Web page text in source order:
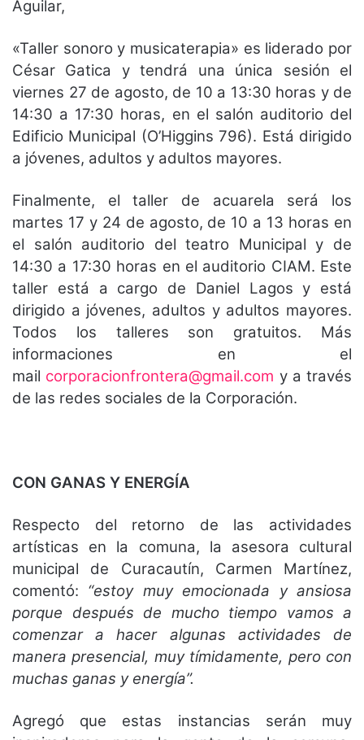
Aguilar,
«Taller sonoro y musicaterapia» es liderado por
César Gatica y tendrá una única sesión el
viernes 27 de agosto, de 10 a 13:30 horas y de
14:30 a 17:30 horas, en el salón auditorio del
Edificio Municipal (O’Higgins 796). Está dirigido
a jóvenes, adultos y adultos mayores.
Finalmente, el taller de acuarela será los
martes 17 y 24 de agosto, de 10 a 13 horas en
el salón auditorio del teatro Municipal y de
14:30 a 17:30 horas en el auditorio CIAM. Este
taller está a cargo de Daniel Lagos y está
dirigido a jóvenes, adultos y adultos mayores.
Todos los talleres son gratuitos. Más
informaciones en el
mail corporacionfrontera@gmail.com y a través
de las redes sociales de la Corporación.
CON GANAS Y ENERGÍA
Respecto del retorno de las actividades
artísticas en la comuna, la asesora cultural
municipal de Curacautín, Carmen Martínez,
comentó: “estoy muy emocionada y ansiosa
porque después de mucho tiempo vamos a
comenzar a hacer algunas actividades de
manera presencial, muy tímidamente, pero con
muchas ganas y energía”.
Agregó que estas instancias serán muy